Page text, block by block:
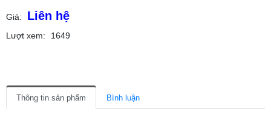
Giá: Liên hệ
Lượt xem: 1649
Thông tin sản phẩm Bình luận